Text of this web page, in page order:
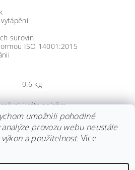
surovin
ISO 14001:2015
0.6 kg
k této položce.
umožnili pohodlné
provozu webu neustále
a použitelnost. Více